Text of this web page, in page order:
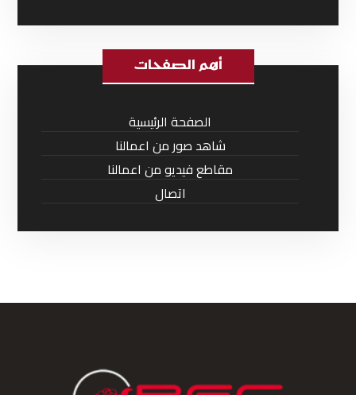
أهم الصفحات
الصفحة الرئيسية
شاهد صور من اعمالنا
مقاطع فيديو من اعمالنا
اتصال